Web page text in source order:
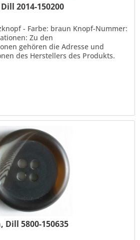
2014-150200
- Farbe: braun Knopf-Nummer:
Zu den
gehören die Adresse und
des Herstellers des Produkts.
5800-150635